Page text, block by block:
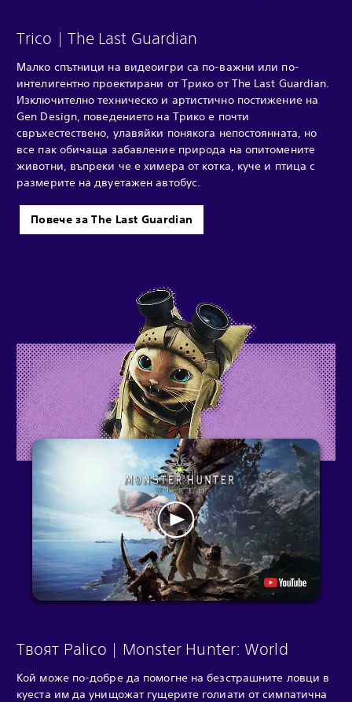
Trico | The Last Guardian
Малко спътници на видеоигри са по-важни или по-
интелигентно проектирани от Трико от The Last Guardian.
Изключително техническо и артистично постижение на
Gen Design, поведението на Трико е почти
свръхестествено, улавяйки понякога непостоянната, но
все пак обичаща забавление природа на опитомените
животни, въпреки че е химера от котка, куче и птица с
размерите на двуетажен автобус.
Повече за The Last Guardian
Твоят Palico | Monster Hunter: World
Кой може по-добре да помогне на безстрашните ловци в
куеста им да унищожат гущерите голиати от симпатична